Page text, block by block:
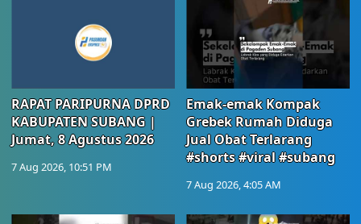
RAPAT PARIPURNA DPRD
KABUPATEN SUBANG |
Jumat, 8 Agustus 2026
7 Aug 2026, 10:51 PM
Emak-emak Kompak
Grebek Rumah Diduga
Jual Obat Terlarang
#shorts #viral #subang
7 Aug 2026, 4:05 AM